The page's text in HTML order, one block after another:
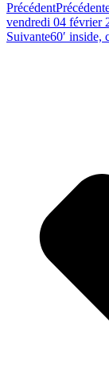
Précédent
vendredi 04 février
Suivante60′ inside,